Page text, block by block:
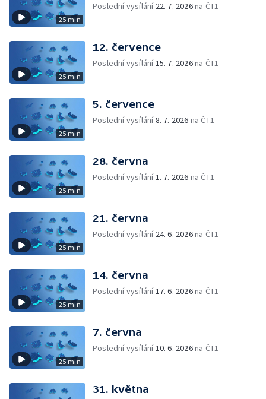
25 min
Poslední vysílání 22. 7. 2026na ČT1
25 min
12. července
Poslední vysílání15. 7. 2026na ČT1
25 min
5. července
Poslední vysílání8. 7. 2026 na ČT1
25 min
28. června
Poslední vysílání1. 7. 2026 na ČT1
25 min
21. června
Poslední vysílání 24. 6. 2026na ČT1
25 min
14. června
Poslední vysílání17. 6. 2026na ČT1
25 min
7. června
Poslední vysílání10. 6. 2026na ČT1
31. května